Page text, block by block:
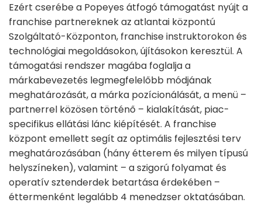
Ezért cserébe a Popeyes átfogó támogatást nyújt a
franchise partnereknek az atlantai központú
Szolgáltató-Központon, franchise instruktorokon és
technológiai megoldásokon, újításokon keresztül. A
támogatási rendszer magába foglalja a
márkabevezetés legmegfelelőbb módjának
meghatározását, a márka pozícionálását, a menü –
partnerrel közösen történő – kialakítását, piac-
specifikus ellátási lánc kiépítését. A franchise
központ emellett segít az optimális fejlesztési terv
meghatározásában (hány étterem és milyen típusú
helyszíneken), valamint – a szigorú folyamat és
operatív sztenderdek betartása érdekében –
éttermenként legalább 4 menedzser oktatásában.